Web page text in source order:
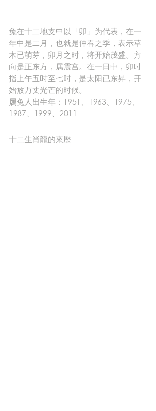
兔在十二地支中以「卯」为代表，在一
年中是二月，也就是仲春之季，表示草
木已萌芽，卯月之时，将开始茂盛。方
向是正东方，属震宫。在一日中，卯时
指上午五时至七时，是太阳已东昇，开
始放万丈光芒的时候。
属兔人出生年：1951、1963、1975、
1987、1999、2011
十二生肖龍的來歷